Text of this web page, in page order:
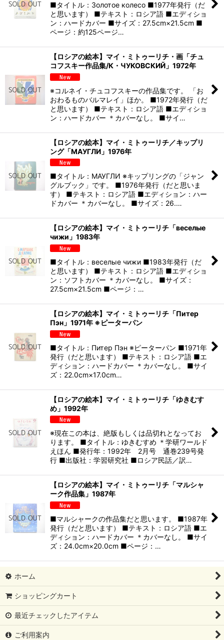
■タイトル：Золотое колесо ■1977年発行（だ
と思います） ■テキスト：ロシア語 ■エディショ
ン：ハードカバー ■サイズ：27.5cm×21.5cm ■
ページ：約125ページ…
【ロシアの絵本】マイ・ミトゥーリチ・画「チュ
コフスキー作品集/К・ЧУКОВСКИЙ」1972年
※コルネイ・チュコフスキーの作品集です。 「お
おわるものバルマレイ」ほか。 ■1972年発行（だ
と思います） ■テキスト：ロシア語 ■エディショ
ン：ハードカバー ＊カバーなし。 ■サイ…
【ロシアの絵本】マイ・ミトゥーリチ／キップリ
ング「МАУГЛИ」1976年
■タイトル：МАУГЛИ ※キップリングの「ジャン
グルブック」です。 ■1976年発行（だと思いま
す） ■テキスト：ロシア語 ■エディション：ハー
ドカバー ＊カバーなし。 ■サイズ：26.…
【ロシアの絵本】マイ・ミトゥーリチ「веселые
чижи」1983年
■タイトル：веселые чижи ■1983年発行（だ
と思います） ■テキスト：ロシア語 ■エディショ
ン：ソフトカバー ＊カバーなし。 ■サイズ：
27.5cm×21.5cm ■ページ：…
【ロシアの絵本】マイ・ミトゥーリチ「Питер
Пэн」1971年 ※ピーターパン
■タイトル：Питер Пэн ※ピーターパン ■1971年
発行（だと思います） ■テキスト：ロシア語 ■エ
ディション：ハードカバー ＊カバーなし。 ■サイ
ズ：22.0cm×17.0cm…
【ロシアの絵本】マイ・ミトゥーリチ「ゆきむす
め」1992年
※現在この本は、絶版もしくは品切れとなってお
ります。 ■タイトル：ゆきむすめ ＊学研ワールド
えほん ■発行年：1992年 2月号 通巻239号発
行 ■出版社：学習研究社 ■ロシア民話／訳…
【ロシアの絵本】マイ・ミトゥーリチ「マルシャ
ーク作品集」1987年
■マルシャークの作品集だと思います。 ■1987年
発行（だと思います） ■テキスト：ロシア語 ■エ
ディション：ハードカバー ＊カバーなし。 ■サイ
ズ：24.0cm×20.0cm ■ページ：…
ホーム
ショッピングカート
最近チェックしたアイテム
ご利用案内